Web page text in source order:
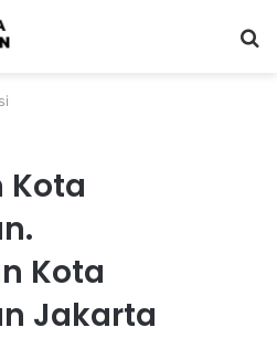
Kota
Kota
Jakarta